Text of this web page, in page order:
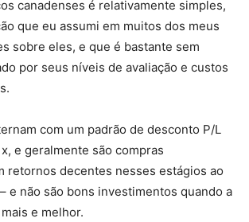
canadenses é relativamente simples,
que eu assumi em muitos dos meus
sobre eles, e que é bastante sem
por seus níveis de avaliação e custos
com um padrão de desconto P/L
e geralmente são compras
retornos decentes nesses estágios ao
e não são bons investimentos quando a
e melhor.